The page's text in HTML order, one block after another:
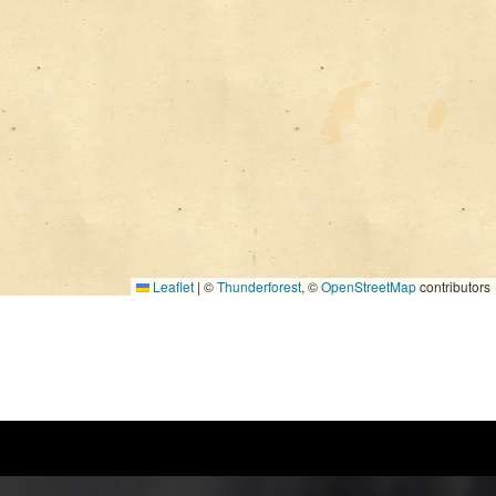
Leaflet | ©Thunderforest, ©OpenStreetMapcontributors